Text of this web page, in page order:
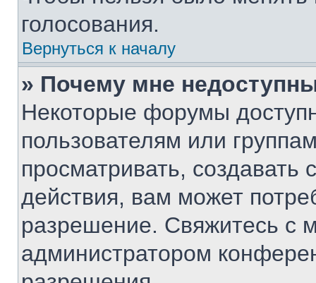
голосования.
Вернуться к началу
» Почему мне
Некоторые форумы
пользователям или
просматривать,
действия, вам может
разрешение. Свяжитесь с
администратором